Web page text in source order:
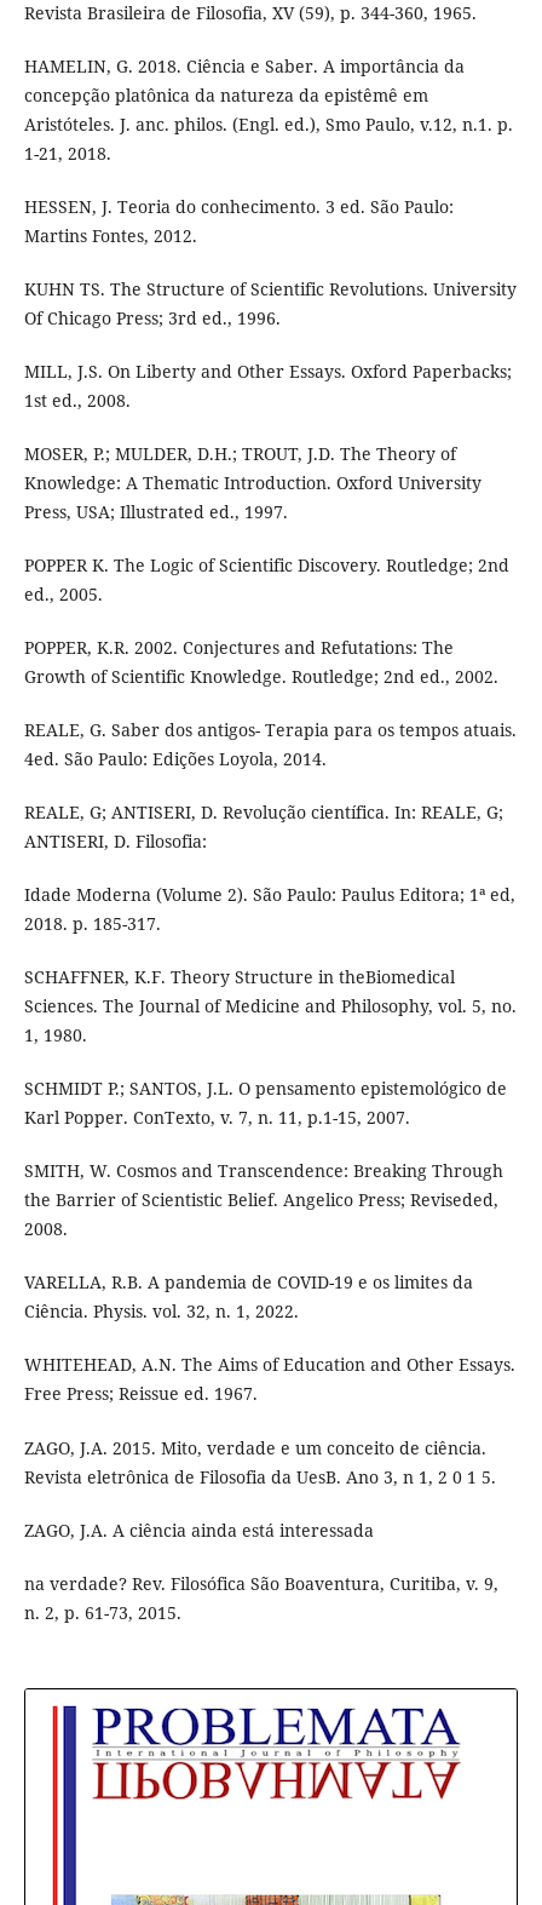
Revista Brasileira de Filosofia, XV (59), p. 344-360, 1965.
HAMELIN, G. 2018. Ciência e Saber. A importância da
concepção platônica da natureza da epistêmê em
Aristóteles. J. anc. philos. (Engl. ed.), Smo Paulo, v.12, n.1. p.
1-21, 2018.
HESSEN, J. Teoria do conhecimento. 3 ed. São Paulo:
Martins Fontes, 2012.
KUHN TS. The Structure of Scientific Revolutions. University
Of Chicago Press; 3rd ed., 1996.
MILL, J.S. On Liberty and Other Essays. Oxford Paperbacks;
1st ed., 2008.
MOSER, P.; MULDER, D.H.; TROUT, J.D. The Theory of
Knowledge: A Thematic Introduction. Oxford University
Press, USA; Illustrated ed., 1997.
POPPER K. The Logic of Scientific Discovery. Routledge; 2nd
ed., 2005.
POPPER, K.R. 2002. Conjectures and Refutations: The
Growth of Scientific Knowledge. Routledge; 2nd ed., 2002.
REALE, G. Saber dos antigos- Terapia para os tempos atuais.
4ed. São Paulo: Edições Loyola, 2014.
REALE, G; ANTISERI, D. Revolução científica. In: REALE, G;
ANTISERI, D. Filosofia:
Idade Moderna (Volume 2). São Paulo: Paulus Editora; 1ª ed,
2018. p. 185-317.
SCHAFFNER, K.F. Theory Structure in theBiomedical
Sciences. The Journal of Medicine and Philosophy, vol. 5, no.
1, 1980.
SCHMIDT P.; SANTOS, J.L. O pensamento epistemológico de
Karl Popper. ConTexto, v. 7, n. 11, p.1-15, 2007.
SMITH, W. Cosmos and Transcendence: Breaking Through
the Barrier of Scientistic Belief. Angelico Press; Reviseded,
2008.
VARELLA, R.B. A pandemia de COVID-19 e os limites da
Ciência. Physis. vol. 32, n. 1, 2022.
WHITEHEAD, A.N. The Aims of Education and Other Essays.
Free Press; Reissue ed. 1967.
ZAGO, J.A. 2015. Mito, verdade e um conceito de ciência.
Revista eletrônica de Filosofia da UesB. Ano 3, n 1, 2 0 1 5.
ZAGO, J.A. A ciência ainda está interessada
na verdade? Rev. Filosófica São Boaventura, Curitiba, v. 9,
n. 2, p. 61-73, 2015.